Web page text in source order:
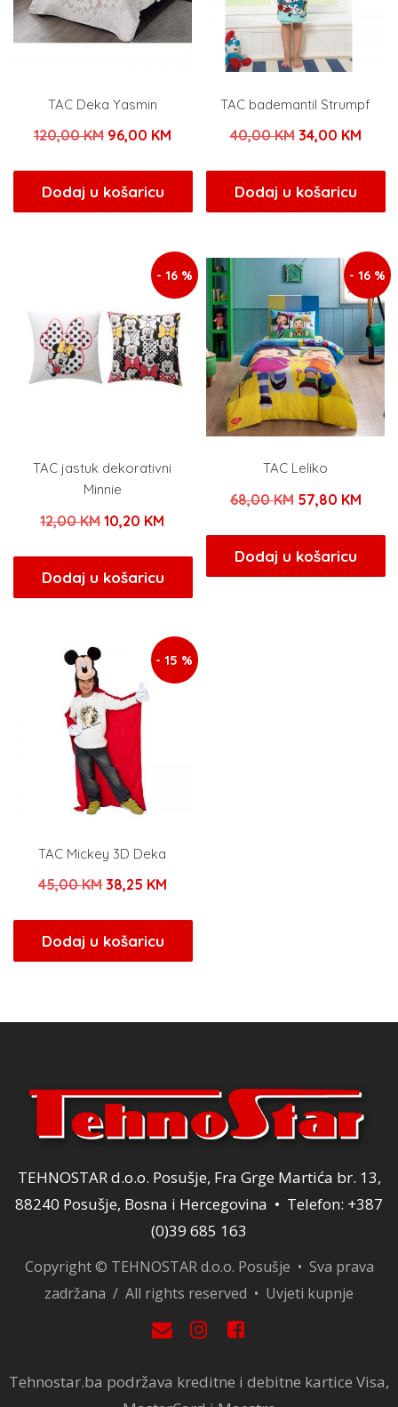
TAC Deka Yasmin
120,00KM Izvorna
bila
je:
96,00 KMTrenutna
96,00 KM.
Dodaj u košaricu
TAC bademantil Strumpf
40,00KM Izvorna
bila
je:
34,00 KM
Dodaj u košaricu
- 16 %
TAC jastuk dekorativni
Minnie
12,00KMIzvorna
bila
je:
10,20 KM
10,20 KM.
Dodaj u košaricu
- 16 %
TAC Leliko
68,00KM Izvorna
bila
je:
57,80 KM
Dodaj u košaricu
- 15 %
TAC Mickey 3D Deka
45,00KM Izvorna
bila
je:
38,25 KMTrenutna
38,25 KM.
Dodaj u košaricu
TEHNOSTAR d.o.o. Posušje, Fra Grge Martića br. 13,
88240 Posušje, Bosna i Hercegovina • Telefon: +387
(0)39 685 163
Copyright © TEHNOSTAR d.o.o. Posušje • Sva prava
zadržana / All rights reserved • Uvjeti kupnje
Tehnostar.ba podržava kreditne i debitne kartice Visa,